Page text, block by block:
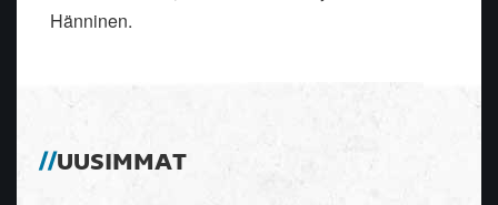
Hänninen.
UUSIMMAT